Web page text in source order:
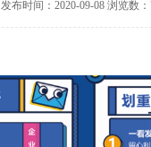
发布时间：2020-09-08 浏览数：